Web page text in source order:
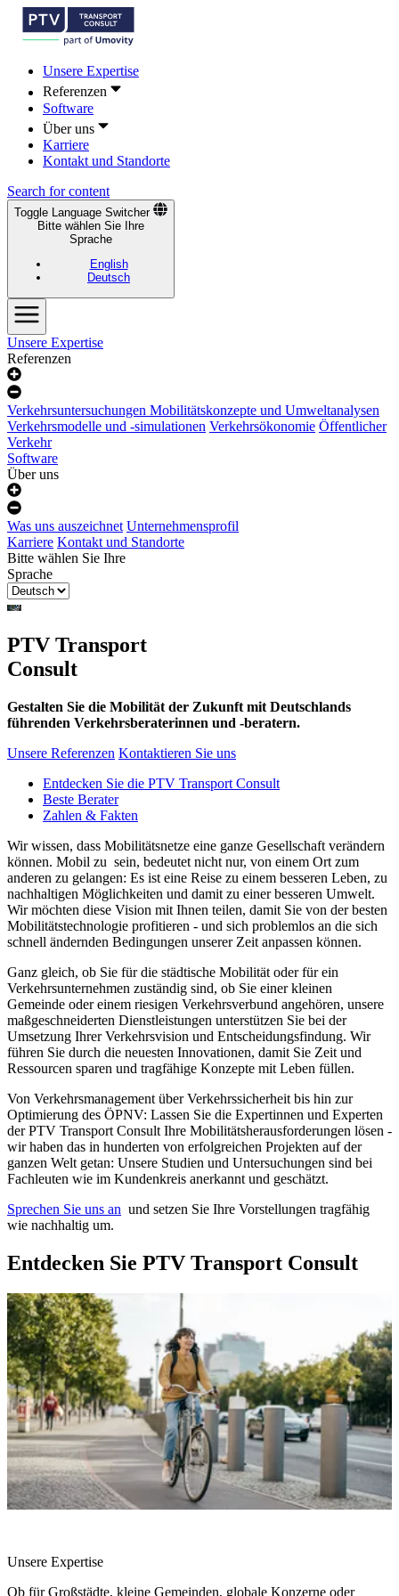
Unsere Expertise
Referenzen
Software
Über uns
Karriere
Kontakt und Standorte
Search for content
Toggle Language Switcher
Bitte wählen Sie Ihre
Sprache
English
Deutsch
Unsere Expertise
Referenzen
Verkehrsuntersuchungen Mobilitätskonzepte und Umweltanalysen
Verkehrsmodelle und -simulationen Verkehrsökonomie Öffentlicher
Verkehr
Software
Über uns
Was uns auszeichnet Unternehmensprofil
Karriere Kontakt und Standorte
Bitte wählen Sie Ihre
Sprache
PTV Transport
Consult
Gestalten Sie die Mobilität der Zukunft mit Deutschlands
führenden Verkehrsberaterinnen und -beratern.
Unsere Referenzen Kontaktieren Sie uns
Entdecken Sie die PTV Transport Consult
Beste Berater
Zahlen & Fakten
Wir wissen, dass Mobilitätsnetze eine ganze Gesellschaft verändern
können. Mobil zu sein, bedeutet nicht nur, von einem Ort zum
anderen zu gelangen: Es ist eine Reise zu einem besseren Leben, zu
nachhaltigen Möglichkeiten und damit zu einer besseren Umwelt.
Wir möchten diese Vision mit Ihnen teilen, damit Sie von der besten
Mobilitätstechnologie profitieren - und sich problemlos an die sich
schnell ändernden Bedingungen unserer Zeit anpassen können.
Ganz gleich, ob Sie für die städtische Mobilität oder für ein
Verkehrsunternehmen zuständig sind, ob Sie einer kleinen
Gemeinde oder einem riesigen Verkehrsverbund angehören, unsere
maßgeschneiderten Dienstleistungen unterstützen Sie bei der
Umsetzung Ihrer Verkehrsvision und Entscheidungsfindung. Wir
führen Sie durch die neuesten Innovationen, damit Sie Zeit und
Ressourcen sparen und tragfähige Konzepte mit Leben füllen.
Von Verkehrsmanagement über Verkehrssicherheit bis hin zur
Optimierung des ÖPNV: Lassen Sie die Expertinnen und Experten
der PTV Transport Consult Ihre Mobilitätsherausforderungen lösen -
wir haben das in hunderten von erfolgreichen Projekten auf der
ganzen Welt getan: Unsere Studien und Untersuchungen sind bei
Fachleuten wie im Kundenkreis anerkannt und geschätzt.
Sprechen Sie uns an und setzen Sie Ihre Vorstellungen tragfähig
wie nachhaltig um.
Entdecken Sie PTV Transport Consult
Unsere Expertise
Ob für Großstädte, kleine Gemeinden, globale Konzerne oder